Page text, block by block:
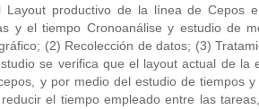
productivo de la línea de Cepos
y el tiempo Cronoanálise y estudio de
(2) Recolección de datos; (3)
se verifica que el layout actual de la
y por medio del estudio de tiempos y
el tiempo empleado entre las